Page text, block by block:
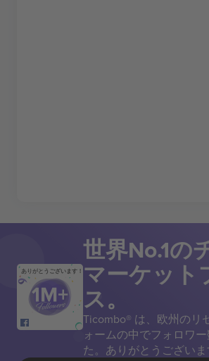
ありがとうございます！
世界No.1の
マーケット
ス。
Ticombo® は、欧州のリ
ォームの中でフォロワー
た。ありがとうございま